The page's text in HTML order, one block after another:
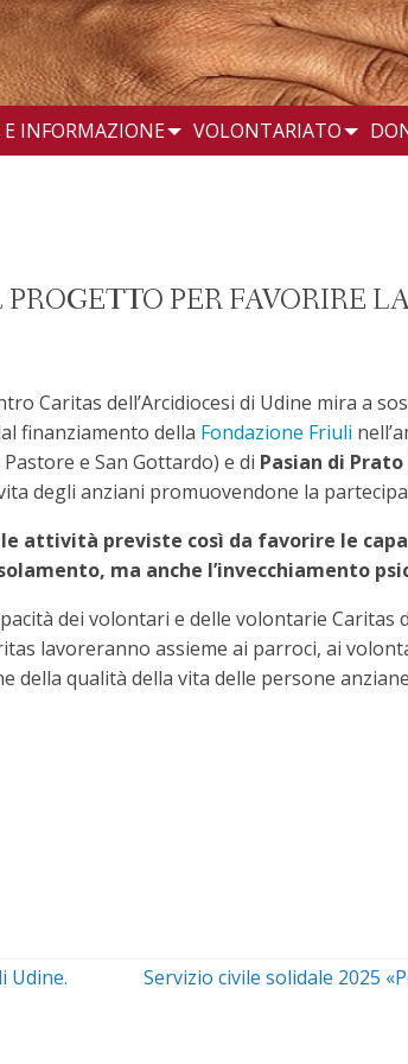
INFORMAZIONE VOLONTARIATO
PER FAVORIRE
Caritas dell’Arcidiocesi di Udine mira a
finanziamento della Fondazione Friuli
e San Gottardo) e di Pasian di Prato
degli anziani promuovendone la
attività previste così da favorire le
ma anche l’invecchiamento
dei volontari e delle volontarie
lavoreranno assieme ai parroci, ai
qualità della vita delle persone
Udine.
Servizio civile solidale 2025